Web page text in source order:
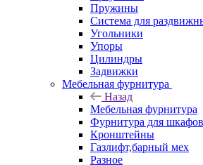
Пружины
Система для
Угольники
Упоры
Цилиндры
Задвижки
Мебельная фурнитура
Назад
Мебельная фурнитура
Фурнитура для
Кронштейны
Газлифт,барный мех
Разное